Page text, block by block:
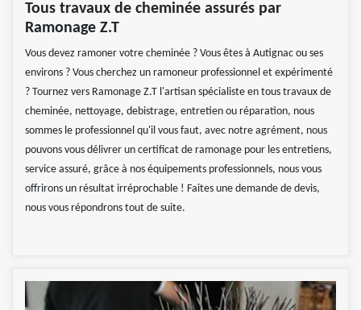
Tous travaux de cheminée assurés par
Ramonage Z.T
Vous devez ramoner votre cheminée ? Vous êtes à Autignac ou ses
environs ? Vous cherchez un ramoneur professionnel et expérimenté
? Tournez vers Ramonage Z.T l'artisan spécialiste en tous travaux de
cheminée, nettoyage, debistrage, entretien ou réparation, nous
sommes le professionnel qu'il vous faut, avec notre agrément, nous
pouvons vous délivrer un certificat de ramonage pour les entretiens,
service assuré, grâce à nos équipements professionnels, nous vous
offrirons un résultat irréprochable ! Faites une demande de devis,
nous vous répondrons tout de suite.